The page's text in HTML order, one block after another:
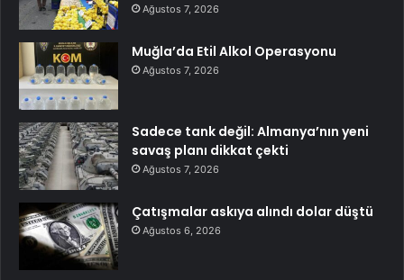
Ağustos 7, 2026
Muğla’da Etil Alkol Operasyonu
Ağustos 7, 2026
Sadece tank değil: Almanya’nın yeni
savaş planı dikkat çekti
Ağustos 7, 2026
Çatışmalar askıya alındı dolar düştü
Ağustos 6, 2026